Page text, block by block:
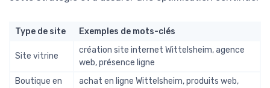
Type de site Exemples de mots-clés
Site vitrine
création site internet Wittelsheim, agence
web, présence ligne
Boutique en
achat en ligne Wittelsheim, produits web,